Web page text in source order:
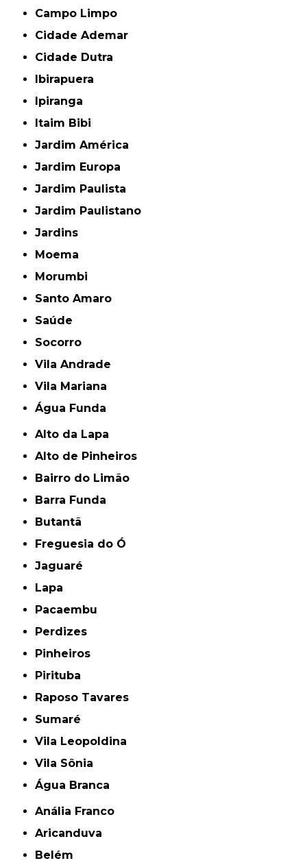
Campo Limpo
Cidade Ademar
Cidade Dutra
Ibirapuera
Ipiranga
Itaim Bibi
Jardim América
Jardim Europa
Jardim Paulista
Jardim Paulistano
Jardins
Moema
Morumbi
Santo Amaro
Saúde
Socorro
Vila Andrade
Vila Mariana
Água Funda
Alto da Lapa
Alto de Pinheiros
Bairro do Limão
Barra Funda
Butantã
Freguesia do Ó
Jaguaré
Lapa
Pacaembu
Perdizes
Pinheiros
Pirituba
Raposo Tavares
Sumaré
Vila Leopoldina
Vila Sônia
Água Branca
Anália Franco
Aricanduva
Belém